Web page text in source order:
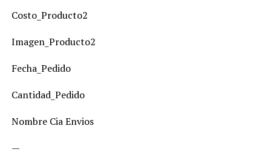
Costo_Producto2
Imagen_Producto2
Fecha_Pedido
Cantidad_Pedido
Nombre Cia Envios
—